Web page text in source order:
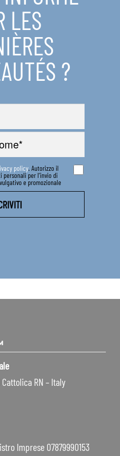
LES
?
policy. Autorizzo il
per l’invio di
e promozionale
Cattolica RN – Italy
Imprese 07879990153